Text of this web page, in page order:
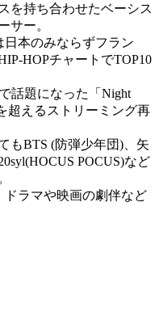
を持ち合わせたベーシス
サー。
日本のみならずフラン
HOPチャートでTOP10
話題になった「Night
超えるストリーミング再
もBTS (防弾少年団)、矢
POCUS)など
ラマや映画の劇伴など